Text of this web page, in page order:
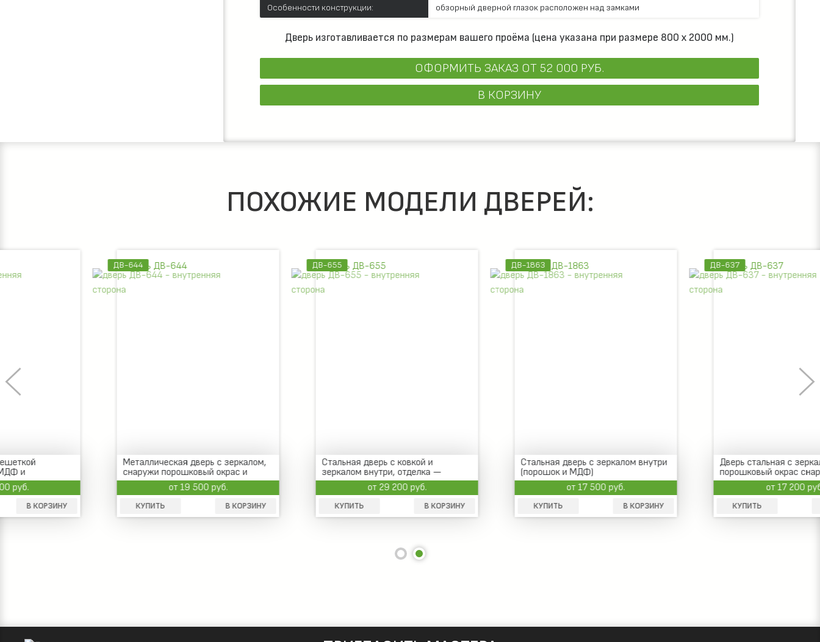
Особенности конструкции:
обзорный дверной глазок расположен над замками
Дверь изготавливается по размерам вашего проёма (цена указана при размере 800 х 2000 мм.)
ОФОРМИТЬ ЗАКАЗ ОТ 52 000 РУБ.
В КОРЗИНУ
ПОХОЖИЕ МОДЕЛИ ДВЕРЕЙ:
Металлическая дверь с зеркалом,
снаружи порошковый окрас и
кованый декор
КУПИТЬ В КОРЗИНУ
Стальная дверь с ковкой и
зеркалом внутри, отделка —
шпонированный МДФ
КУПИТЬ В КОРЗИНУ
Стальная дверь с зеркалом внутри
(порошок и МДФ)
КУПИТЬ В КОРЗИНУ
Дверь стальная с зеркалом,
порошковый окрас снаружи,
внутри МДФ
КУПИТЬ В КОРЗИНУ